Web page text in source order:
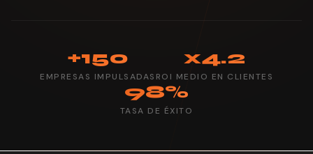
+150
EMPRESAS IMPULSADAS
x4.2
ROI MEDIO EN CLIENTES
98%
TASA DE ÉXITO